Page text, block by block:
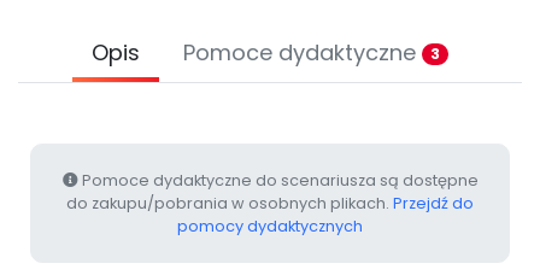
Opis Pomoce dydaktyczne 3
Pomoce dydaktyczne do scenariusza są dostępne
do zakupu/pobrania w osobnych plikach. Przejdź do
pomocy dydaktycznych